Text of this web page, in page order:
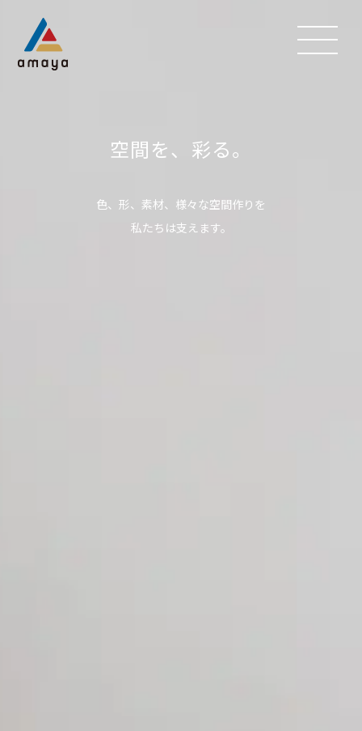
空間を、彩る。
色、形、素材、様々な空間作りを
私たちは支えます。